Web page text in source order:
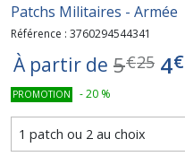
Patchs Militaires - Armée
Référence : 3760294544341
À partir de 5€25 4€
PROMOTION -20 %